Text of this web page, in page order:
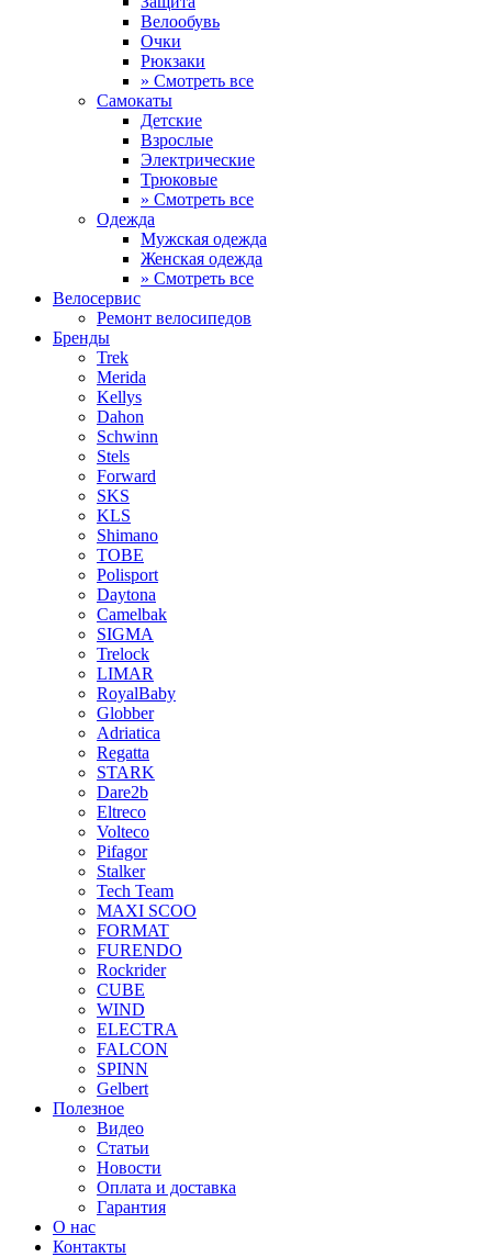
Велообувь
Очки
Рюкзаки
» Смотреть все
Самокаты
Детские
Взрослые
Электрические
Трюковые
» Смотреть все
Одежда
Мужская одежда
Женская одежда
» Смотреть все
Велосервис
Ремонт велосипедов
Бренды
Trek
Merida
Kellys
Dahon
Schwinn
Stels
Forward
SKS
KLS
Shimano
TOBE
Polisport
Daytona
Camelbak
SIGMA
Trelock
LIMAR
RoyalBaby
Globber
Adriatica
Regatta
STARK
Dare2b
Eltreco
Volteco
Pifagor
Stalker
Tech Team
MAXI SCOO
FORMAT
FURENDO
Rockrider
CUBE
WIND
ELECTRA
FALCON
SPINN
Gelbert
Полезное
Видео
Статьи
Новости
Оплата и доставка
Гарантия
О нас
Контакты